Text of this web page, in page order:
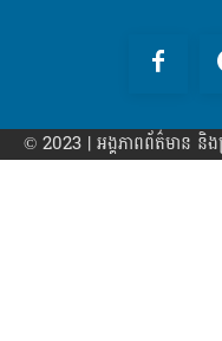
© 2023 | អង្គភាព​ព័ត៌មាន​ និ